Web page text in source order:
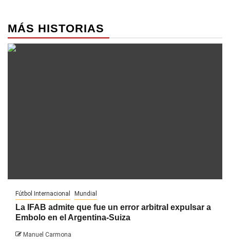
MÁS HISTORIAS
Fútbol Internacional Mundial
La IFAB admite que fue un error arbitral expulsar a
Embolo en el Argentina-Suiza
Manuel Carmona